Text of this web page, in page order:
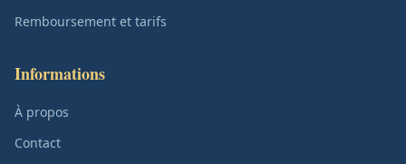
Remboursement et tarifs
Informations
À propos
Contact